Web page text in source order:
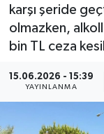
karşı şeride
olmazken,
bin TL ceza
15.06.2026 - 15:39
YAYINLANMA
E-Gazete
Haber Arşivi